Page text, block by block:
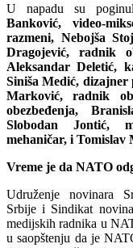
U napadu su
Banković, video-
razmeni, Nebojša
Dragojević, radnik
Aleksandar Deletić,
Siniša Medić,
Marković, radnik
obezbeđenja,
Slobodan Jontić,
mehaničar, i
Vreme je da NATO
Udruženje novinara
Srbije i Sindikat
medijskih radnika u
u saopštenju da je